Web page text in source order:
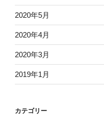
2020年5月
2020年4月
2020年3月
2019年1月
カテゴリー